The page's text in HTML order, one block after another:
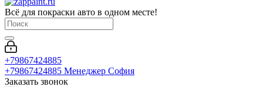
Всё для покраски авто в одном месте!
+79867424885
+79867424885 Менеджер София
Заказать звонок